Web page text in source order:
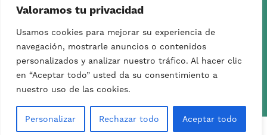
Valoramos tu privacidad
Usamos cookies para mejorar su experiencia de
navegación, mostrarle anuncios o contenidos
personalizados y analizar nuestro tráfico. Al hacer clic
en “Aceptar todo” usted da su consentimiento a
nuestro uso de las cookies.
Personalizar Rechazar todo Aceptar todo